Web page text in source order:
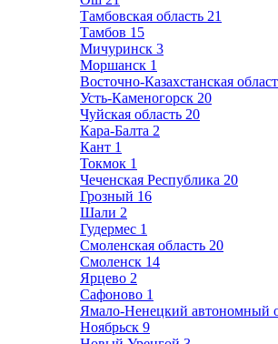
Тамбовская область 21
Тамбов 15
Мичуринск 3
Моршанск 1
Восточно-Казахстанская
Усть-Каменогорск 20
Чуйская область 20
Кара-Балта 2
Кант 1
Токмок 1
Чеченская Республика 20
Грозный 16
Шали 2
Гудермес 1
Смоленская область 20
Смоленск 14
Ярцево 2
Сафоново 1
Ямало-Ненецкий автономный
Ноябрьск 9